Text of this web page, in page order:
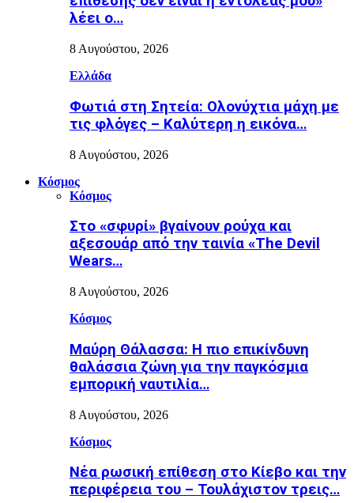
λέει ο…
8 Αυγούστου, 2026
Ελλάδα
Φωτιά στη Σητεία: Ολονύχτια μάχη με
τις φλόγες – Καλύτερη η εικόνα…
8 Αυγούστου, 2026
Κόσμος
Κόσμος
Στο «σφυρί» βγαίνουν ρούχα και
αξεσουάρ από την ταινία «The Devil
Wears…
8 Αυγούστου, 2026
Κόσμος
Μαύρη Θάλασσα: Η πιο επικίνδυνη
θαλάσσια ζώνη για την παγκόσμια
εμπορική ναυτιλία…
8 Αυγούστου, 2026
Κόσμος
Nέα ρωσική επίθεση στο Κίεβο και την
περιφέρεια του – Τουλάχιστον τρεις…